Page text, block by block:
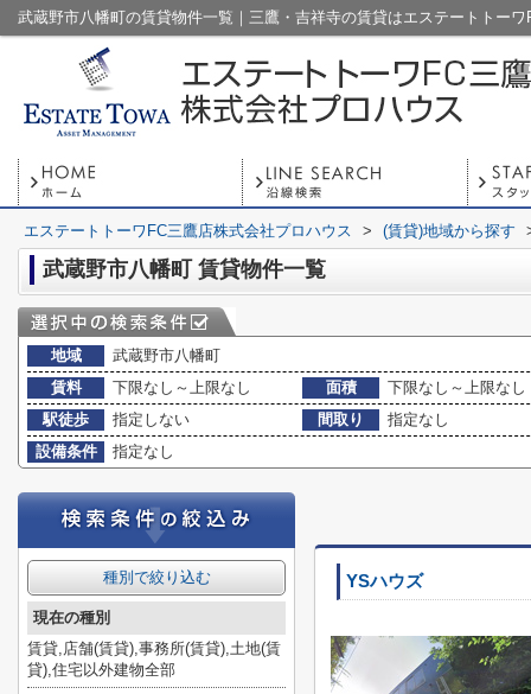
エステートトーワFC三鷹店株式会社プロハウス > (賃貸)地域から探す
武蔵野市八幡町 賃貸物件一覧
地域
武蔵野市八幡町
賃料
下限なし～上限なし 面積
下限なし～上限なし
駅徒歩
指定しない 間取り
指定なし
設備条件
指定なし
YSハウズ
種別で絞り込む
現在の種別
賃貸,店舗(賃貸),事務所(賃貸),土地(賃
貸),住宅以外建物全部